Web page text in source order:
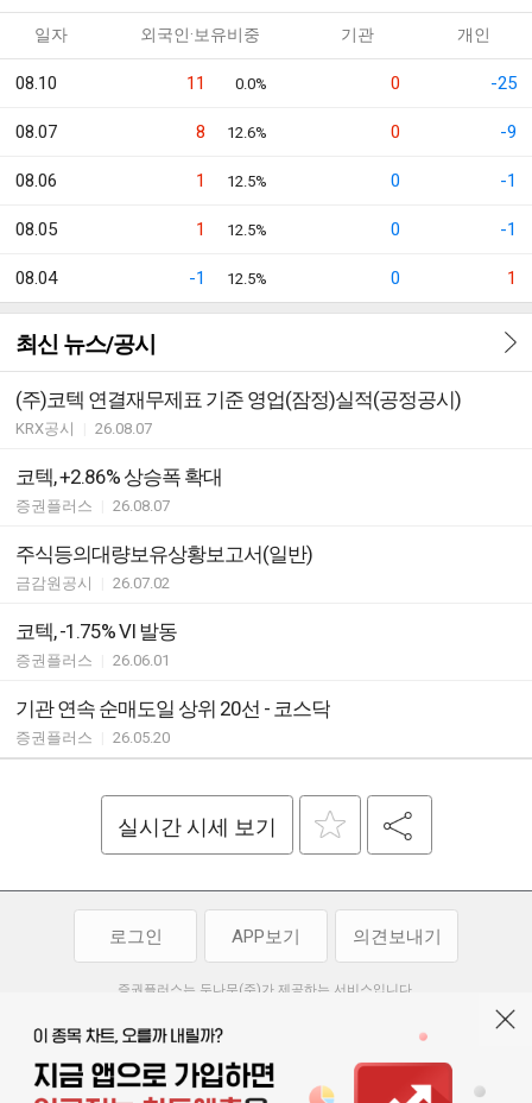
일자 외국인·보유비중 기관 개인
08.10 11 0.0% 0 -25
08.07 8 12.6% 0 -9
08.06 1 12.5% 0 -1
08.05 1 12.5% 0 -1
08.04 -1 12.5% 0 1
최신 뉴스/공시
(주)코텍 연결재무제표 기준 영업(잠정)실적(공정공시)
KRX공시 26.08.07
코텍, +2.86% 상승폭 확대
증권플러스 26.08.07
주식등의대량보유상황보고서(일반)
금감원공시 26.07.02
코텍, -1.75% VI 발동
증권플러스 26.06.01
기관 연속 순매도일 상위 20선 - 코스닥
증권플러스 26.05.20
실시간 시세 보기
로그인 APP보기 의견보내기
증권플러스는 두나무(주)가 제공하는 서비스입니다.
투자 참고사항이며, 정보 제공 과정에서 오류나 지연이 발생할 수 있습니다.
두나무(주)는 제공된 정보에 의한 투자 결과에 대하여 법적인 책임을
부담하지 않습니다. 본 서비스에서 제공되는 정보의 무단 배포를 금합니다.
이용약관 | 청소년보호정책 개인정보처리방침